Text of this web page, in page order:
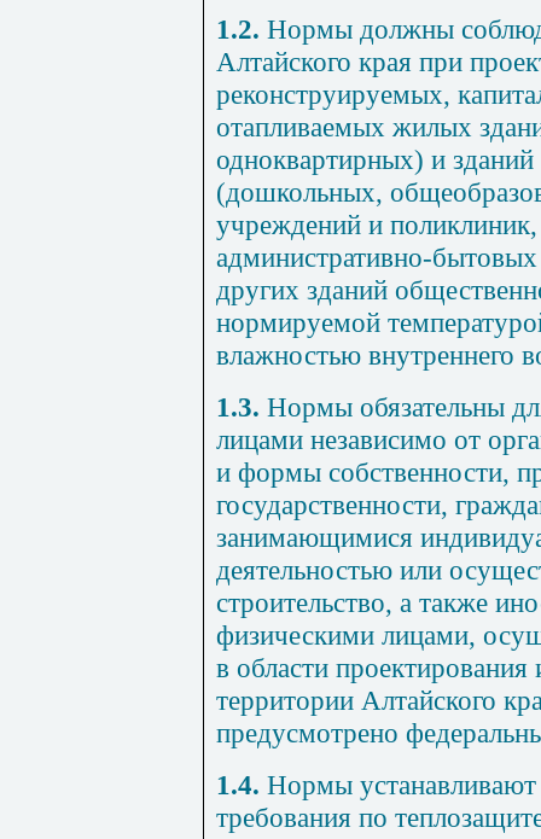
1.2. Нормы должны
Алтайского края при
реконструируемых,
отапливаемых жилых
одноквартирных) и
(дошкольных,
учреждений и
административно-
других зданий
нормируемой
влажностью внутреннего
1.3. Нормы обязательны
лицами независимо от
и формы собственности,
государственности,
занимающимися
деятельностью или
строительство, а также
физическими лицами,
в области проектирования
территории Алтайского
предусмотрено
1.4. Нормы устанавливают
требования по